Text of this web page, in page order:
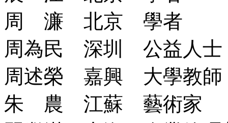
周 濂 北京 學者
周為民 深圳 公益人士
周述榮 嘉興 大學教師
朱 農 江蘇 藝術家